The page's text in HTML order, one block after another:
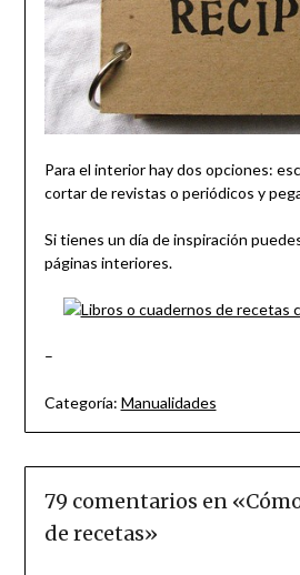
Para el interior hay dos opciones:
cortar de revistas o periódicos y
Si tienes un día de inspiración
páginas interiores.
–
Categoría: Manualidades
79 comentarios en «
de recetas»